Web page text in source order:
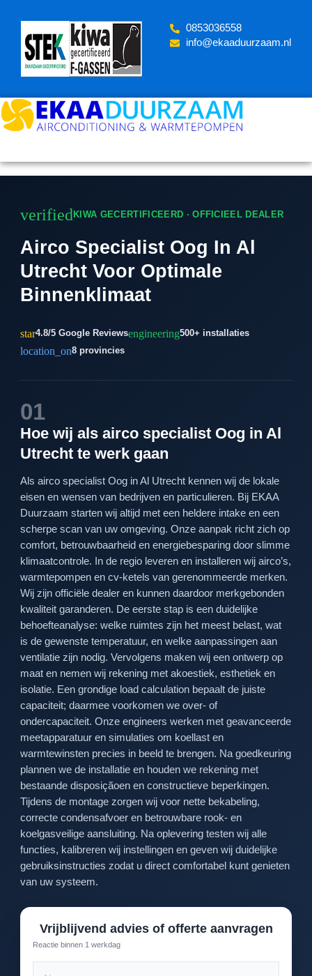
content
‪0853036558
info@ekaaduurzaam.nl
verified KIWA GECERTIFICEERD · OFFICIEEL DEALER
Airco Specialist Oog In Al
Utrecht Voor Optimale
Binnenklimaat
star4.8/5 Google Reviewsengineering500+ installaties
location_on8 provincies
01
Hoe wij als airco specialist Oog in Al
Utrecht te werk gaan
Als airco specialist Oog in Al Utrecht kennen wij de lokale
eisen en wensen van bedrijven en particulieren. Bij EKAA
Duurzaam starten wij altijd met een heldere intake en een
scherpe scan van uw omgeving. Onze aanpak richt zich op
comfort, betrouwbaarheid en energiebesparing door slimme
klimaatcontrole. In de regio leveren en installeren wij airco’s,
warmtepompen en cv-ketels van gerenommeerde merken.
Wij zijn officiële dealer en kunnen daardoor merkgebonden
kwaliteit garanderen. De eerste stap is een duidelijke
behoefteanalyse: welke ruimtes zijn het meest belast, wat
is de gewenste temperatuur, en welke aanpassingen aan
ventilatie zijn nodig. Vervolgens maken wij een ontwerp op
maat en nemen wij rekening met akoestiek, esthetiek en
isolatie. Een grondige load calculation bepaalt de juiste
capaciteit; daarmee voorkomen we over- of
ondercapaciteit. Onze engineers werken met geavanceerde
meetapparatuur en simulaties om koellast en
warmtewinsten precies in beeld te brengen. Na goedkeuring
plannen we de installatie en houden we rekening met
bestaande disposiçãoen en constructieve beperkingen.
Tijdens de montage zorgen wij voor nette bekabeling,
correcte condensafvoer en betrouwbare rook- en
koelgasveilige aansluiting. Na oplevering testen wij alle
functies, kalibreren wij instellingen en geven wij duidelijke
gebruiksinstructies zodat u direct comfortabel kunt genieten
van uw systeem.
Vrijblijvend advies of offerte aanvragen
Reactie binnen 1 werkdag